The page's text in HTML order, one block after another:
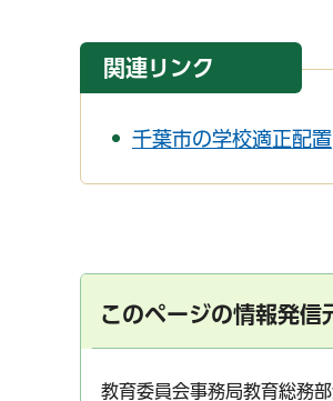
関連リンク
千葉市の学校適正配置
このページの情報発信
教育委員会事務局教育総務